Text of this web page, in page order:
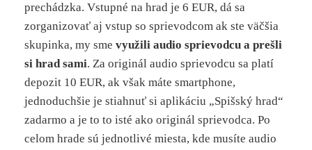
prechádzka. Vstupné na hrad je 6 EUR, dá sa
zorganizovať aj vstup so sprievodcom ak ste väčšia
skupinka, my smevyužili audio sprievodcu a prešli
si hrad sami. Za originál audio sprievodcu sa platí
depozit 10 EUR, ak však máte smartphone,
jednoduchšie je stiahnuť si aplikáciu „Spišský hrad“
zadarmo a je to to isté ako originál sprievodca. Po
celom hrade sú jednotlivé miesta, kde musíte audio